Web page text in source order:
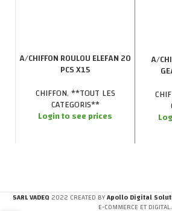
A/CHIFFON ROULOU ELEFAN 20
PCS X15
CHIFFON,**TOUT LES
CATEGORIS**
Login to see prices
A/
SARL VADEQ 2022 CREATED BYApollo Digital
E-COMMERCE ET DIGITAL.